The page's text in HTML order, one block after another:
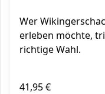
Wer
erleben möchte,
richtige Wahl.
41,95 €